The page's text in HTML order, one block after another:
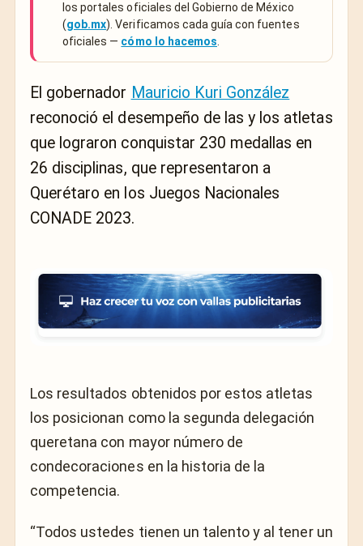
los portales oficiales del Gobierno de México
(gob.mx). Verificamos cada guía con fuentes
oficiales — cómo lo hacemos
El gobernador Mauricio Kuri González
reconoció el desempeño de las y los atletas
que lograron conquistar 230 medallas en
26 disciplinas, que representaron a
Querétaro en los Juegos Nacionales
CONADE 2023.
Los resultados obtenidos por estos atletas
los posicionan como la segunda delegación
queretana con mayor número de
condecoraciones en la historia de la
competencia.
“Todos ustedes tienen un talento y al tener un